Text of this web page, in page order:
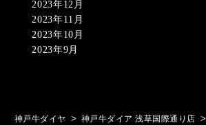
2023年12月
2023年11月
2023年10月
2023年9月
神戸牛ダイヤ > 神戸牛ダイア 浅草国際通り店 >